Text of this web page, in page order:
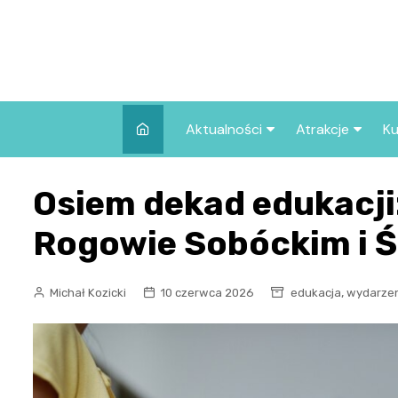
Aktualności
Wszystkie wpisy
Atrakcje
we Wrocławiu
Co warto
Wrocławiu?
Osiem dekad
Rogowie Sobóckim i
Michał Kozicki 10 czerwca 2026 edukacja,